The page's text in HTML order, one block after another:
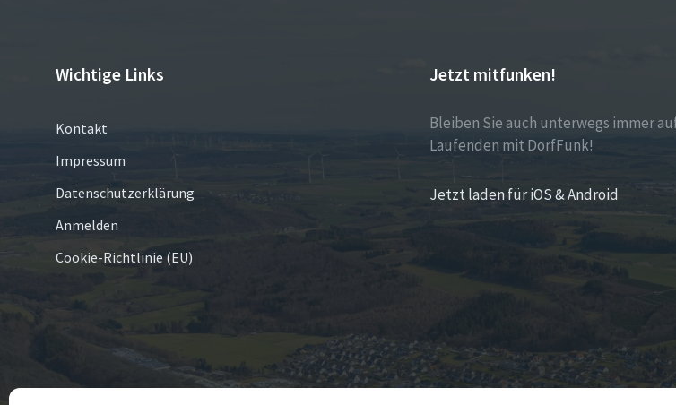
Wichtige Links
Kontakt
Impressum
Datenschutzerklärung
Anmelden
Cookie-Richtlinie (EU)
Jetzt mitfunken!
Bleiben Sie auch unterwegs immer
Laufenden mit DorfFunk!
Jetzt laden für iOS & Android